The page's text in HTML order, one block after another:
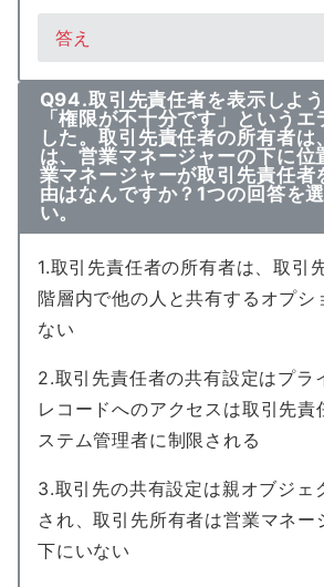
答え
Q94.取引先責任者を表示しよう
「権限が不十分です」というエ
した。取引先責任者の所有者は
は、営業マネージャーの下に位
業マネージャーが取引先責任者
由はなんですか？1つの回答を
い。
1.取引先責任者の所有者は、取引
階層内で他の人と共有するオプシ
ない
2.取引先責任者の共有設定はプラ
レコードへのアクセスは取引先責
ステム管理者に制限される
3.取引先の共有設定は親オブジェ
され、取引先所有者は営業マネー
下にいない